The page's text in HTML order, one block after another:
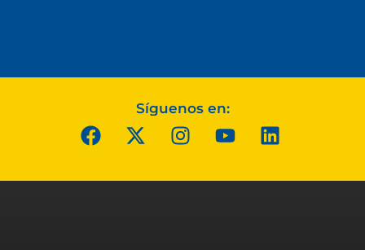
Síguenos en: